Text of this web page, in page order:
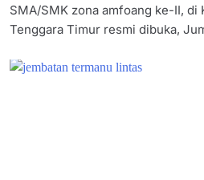
SMA/SMK zona amfoang ke-II, di
Tenggara Timur resmi dibuka,